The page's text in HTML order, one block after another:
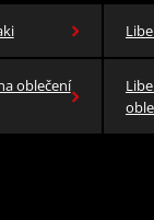
oblečení